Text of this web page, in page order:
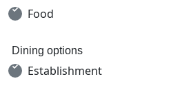
Food
Dining options
Establishment